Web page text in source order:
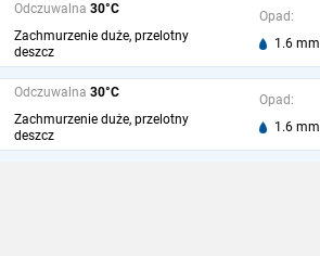
Odczuwalna 30°C
Zachmurzenie duże, przelotny
deszcz
Opad:
1.6 mm
Odczuwalna 30°C
Zachmurzenie duże, przelotny
deszcz
Opad:
1.6 mm